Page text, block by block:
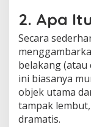
2. Apa
Secara
belakang (atau
ini biasanya
objek utama
tampak
dramatis.